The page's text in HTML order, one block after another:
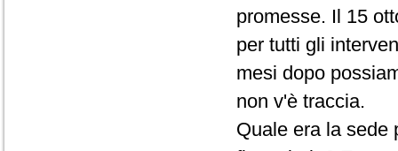
promesse. Il 15
per tutti gli
mesi dopo
non v'è traccia.
Quale era la sede